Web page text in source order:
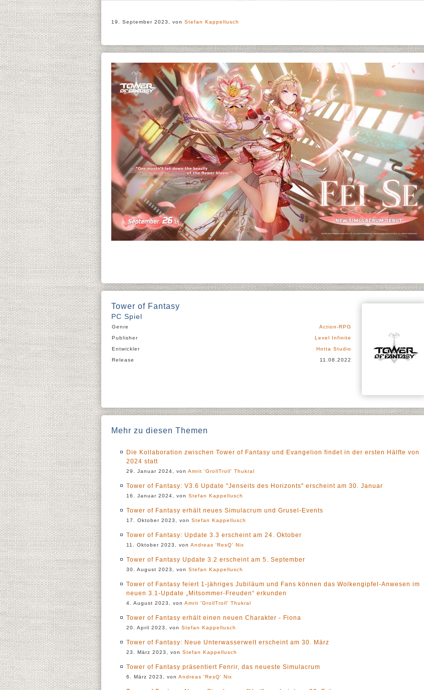
19. September 2023, von Stefan Kappellusch
Tower of Fantasy
PC Spiel
Genre
Action-RPG
Publisher
Level Infinite
Entwickler
Hotta Studio
Release
11.08.2022
Mehr zu diesen Themen
Die Kollaboration zwischen Tower of Fantasy und Evangelion findet in der ersten Hälfte von
2024 statt
29. Januar 2024, von Amrit 'GrollTroll' Thukral
Tower of Fantasy: V3.6 Update "Jenseits des Horizonts" erscheint am 30. Januar
16. Januar 2024, von Stefan Kappellusch
Tower of Fantasy erhält neues Simulacrum und Grusel-Events
17. Oktober 2023, von Stefan Kappellusch
Tower of Fantasy: Update 3.3 erscheint am 24. Oktober
11. Oktober 2023, von Andreas 'ResQ' Nix
Tower of Fantasy Update 3.2 erscheint am 5. September
30. August 2023, von Stefan Kappellusch
Tower of Fantasy feiert 1-jähriges Jubiläum und Fans können das Wolkengipfel-Anwesen im
neuen 3.1-Update „Mitsommer-Freuden“ erkunden
4. August 2023, von Amrit 'GrollTroll' Thukral
Tower of Fantasy erhält einen neuen Charakter - Fiona
20. April 2023, von Stefan Kappellusch
Tower of Fantasy: Neue Unterwasserwelt erscheint am 30. März
23. März 2023, von Stefan Kappellusch
Tower of Fantasy präsentiert Fenrir, das neueste Simulacrum
6. März 2023, von Andreas 'ResQ' Nix